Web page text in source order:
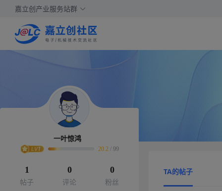
嘉立创产业服务站群
一叶惊鸿
20.2 / 99
1
帖子
0
评论
0
粉丝
TA的帖子